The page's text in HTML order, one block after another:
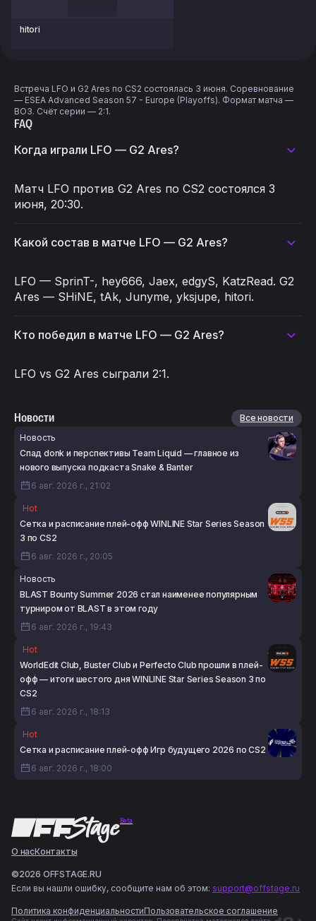
hitori
Встреча LFO и G2 Ares по CS2 состоялась 3 июня. Соревнование
— ESEA Advanced Season 57 - Europe (Playoffs). Формат матча —
BO3. Счёт серии — 2:1.
FAQ
Когда играли LFO — G2 Ares?
Матч LFO против G2 Ares по CS2 состоялся 3
июня, 20:30.
Какой состав в матче LFO — G2 Ares?
LFO — SprinT-, hey666, Jaex, edgyS, KatzRead. G2
Ares — SHiNE, tAk, Junyme, yksjupe, hitori.
Кто победил в матче LFO — G2 Ares?
LFO vs G2 Ares сыграли 2:1.
Новости
Все новости
Новость
Спад donk и перспективы Team Liquid — главное из
нового выпуска подкаста Snake & Banter
6 авг. 2026 г., 21:02
Hot
Сетка и расписание плей-офф WINLINE Star Series Season
3 по CS2
6 авг. 2026 г., 20:05
Новость
BLAST Bounty Summer 2026 стал наименее популярным
турниром от BLAST в этом году
6 авг. 2026 г., 19:43
Hot
WorldEdit Club, Buster Club и Perfecto Club прошли в плей-
офф — итоги шестого дня WINLINE Star Series Season 3 по
CS2
6 авг. 2026 г., 18:13
Hot
Сетка и расписание плей-офф Игр будущего 2026 по CS2
6 авг. 2026 г., 18:00
Beta
О насКонтакты
©2026 OFFSTAGE.RU
Если вы нашли ошибку, сообщите нам об этом: support@offstage.ru
Политика конфиденциальностиПользовательское соглашение